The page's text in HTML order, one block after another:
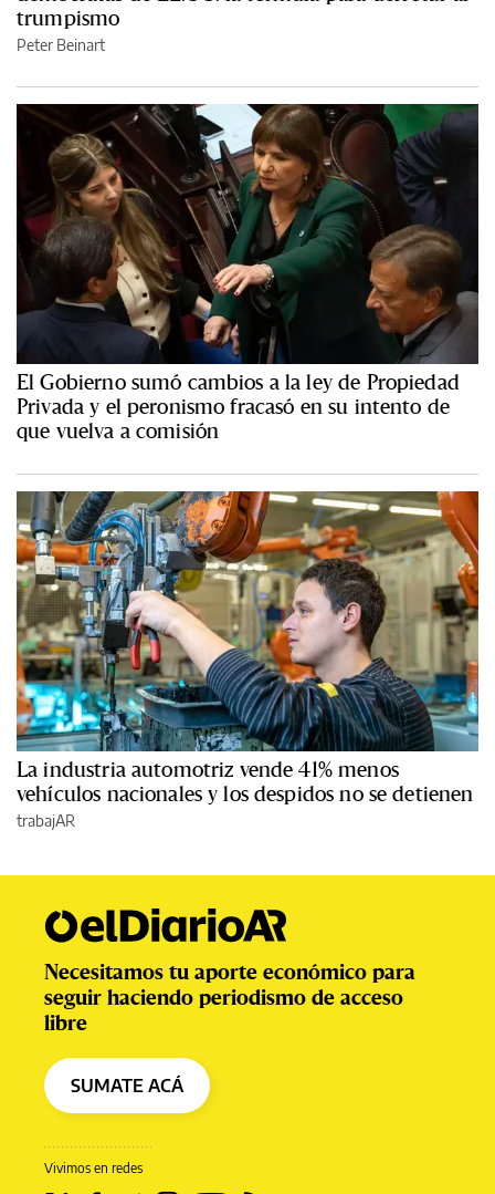
trumpismo
Peter Beinart
El Gobierno sumó cambios a la ley de Propiedad
Privada y el peronismo fracasó en su intento de
que vuelva a comisión
La industria automotriz vende 41% menos
vehículos nacionales y los despidos no se detienen
trabajAR
Vivimos en redes
Necesitamos tu aporte económico para
seguir haciendo periodismo de acceso
libre
SUMATE ACÁ